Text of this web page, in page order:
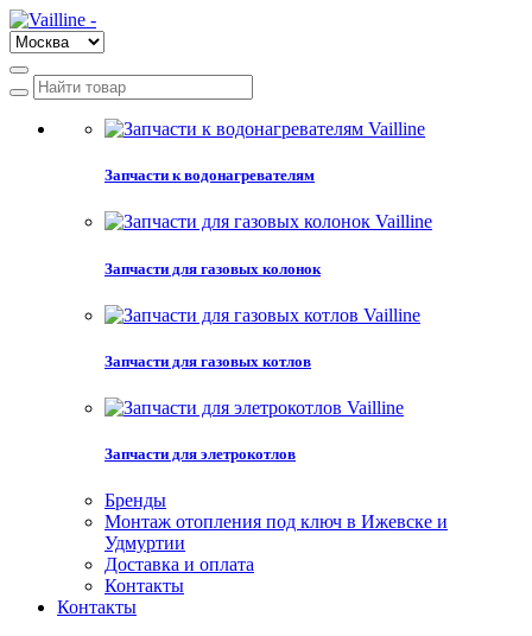
Запчасти к водонагревателям
Запчасти для газовых колонок
Запчасти для газовых котлов
Запчасти для элетрокотлов
Бренды
Монтаж отопления под ключ в Ижевске и
Удмуртии
Доставка и оплата
Контакты
Контакты